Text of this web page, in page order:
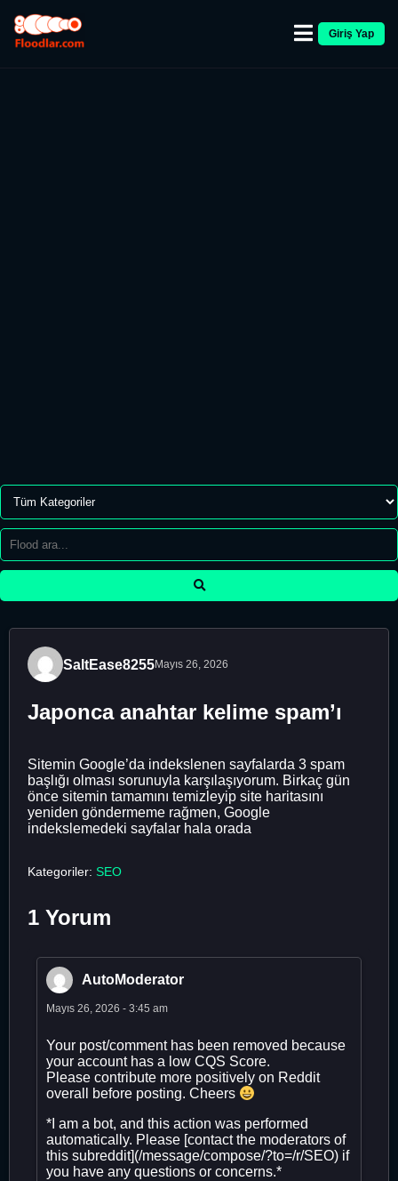
Giriş Yap
SaltEase8255Mayıs 26, 2026
Japonca anahtar kelime spam’ı
Sitemin Google’da indekslenen sayfalarda 3 spam
başlığı olması sorunuyla karşılaşıyorum. Birkaç gün
önce sitemin tamamını temizleyip site haritasını
yeniden göndermeme rağmen, Google
indekslemedeki sayfalar hala orada
Kategoriler: SEO
1 Yorum
AutoModerator
Mayıs 26, 2026 - 3:45 am
Your post/comment has been removed because
your account has a low CQS Score.
Please contribute more positively on Reddit
overall before posting. Cheers
*I am a bot, and this action was performed
automatically. Please [contact the moderators of
this subreddit](/message/compose/?to=/r/SEO) if
you have any questions or concerns.*